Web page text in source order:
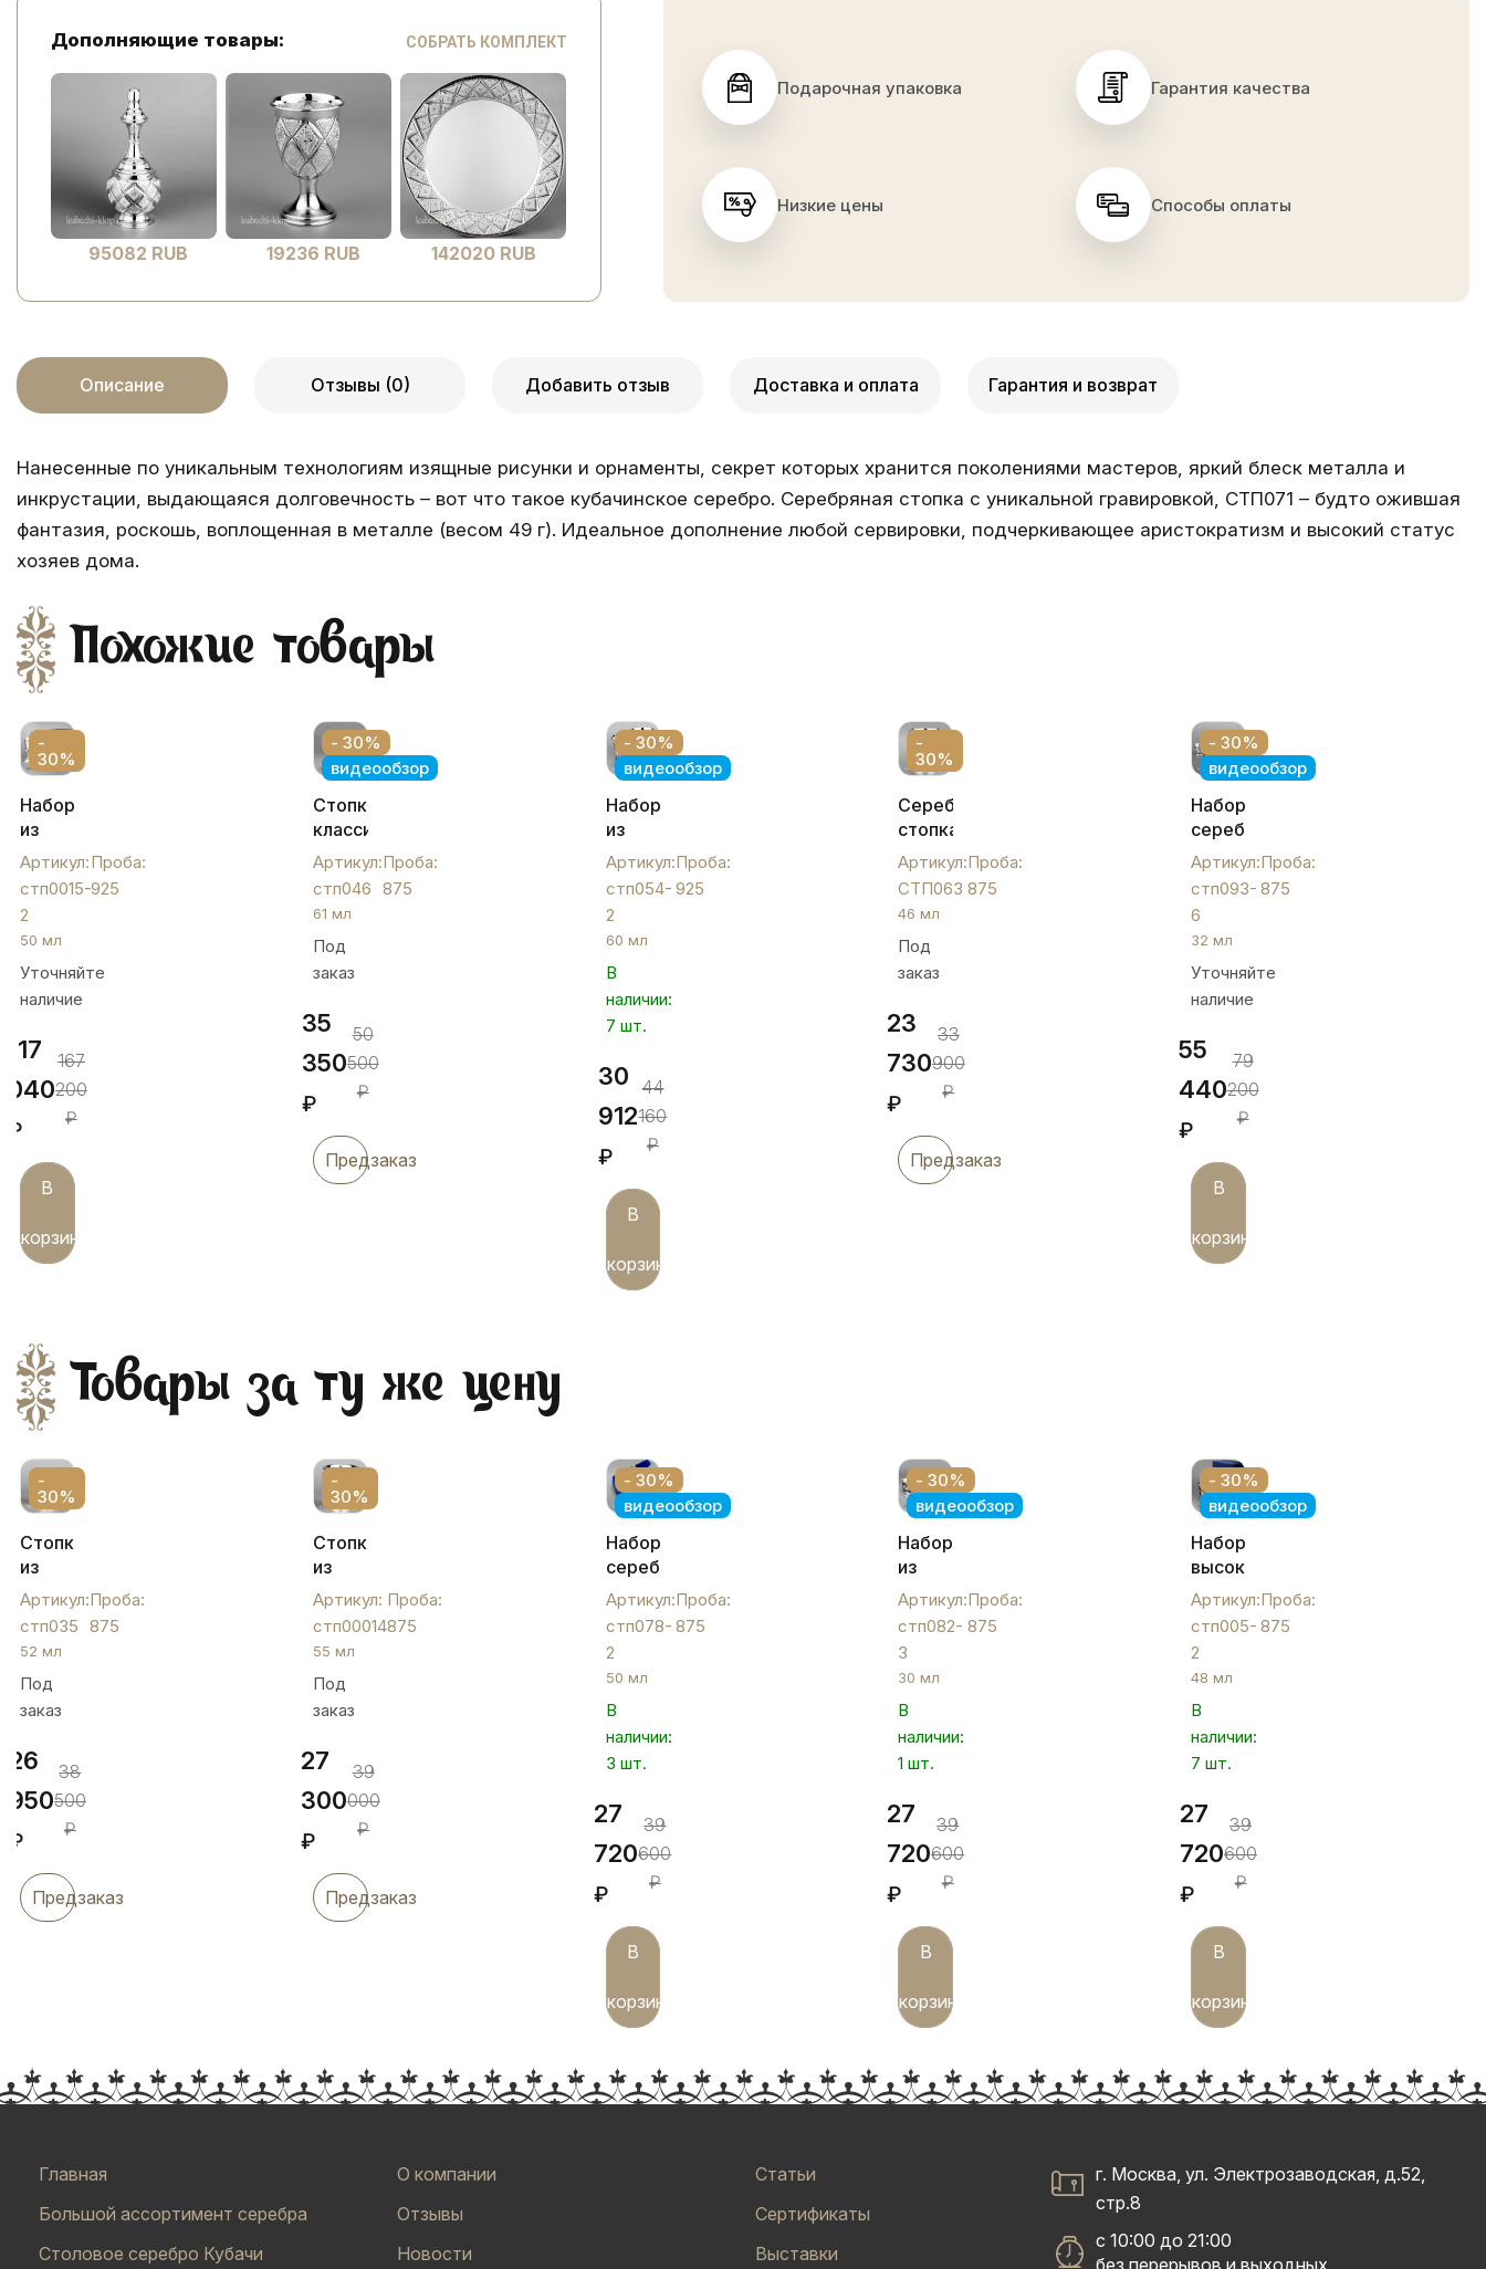
Дополняющие товары: СОБРАТЬ КОМПЛЕКТ
95082 RUB 19236 RUB 142020 RUB
Подарочная упаковка Гарантия качества
Низкие цены Способы оплаты
Описание Отзывы (0) Добавить отзыв Доставка и оплата Гарантия и возврат
Нанесенные по уникальным технологиям изящные рисунки и орнаменты, секрет которых хранится поколениями мастеров, яркий блеск металла и
инкрустации, выдающаяся долговечность – вот что такое кубачинское серебро. Серебряная стопка с уникальной гравировкой, СТП071 – будто ожившая
фантазия, роскошь, воплощенная в металле (весом 49 г). Идеальное дополнение любой сервировки, подчеркивающее аристократизм и высокий статус
хозяев дома.
Похожие товары
-
30%
Набор
из
двух
серебряных
стопок
с
виноградной
ножкой,
стп0015-
Артикул:
стп0015-
2
Проба:
925
50 мл
Уточняйте
наличие
117
040
₽
167
200
₽
В
корзину
- 30%
видеообзор
Стопка
классическая
"Кубачинская",
стп046
Артикул:
стп046
Проба:
875
61 мл
Под
заказ
35
350
₽
50
500
₽
Предзаказ
- 30%
видеообзор
Набор
из
двух
стопок
на 60
мл
"Виноград",
стп054-
2
Артикул:
стп054-
2
Проба:
925
60 мл
В
наличии:
7 шт.
30
912
₽
44
160
₽
В
корзину
-
30%
Серебряная
стопка
для
водки
или
коньяка,
СТП063
Артикул:
СТП063
Проба:
875
46 мл
Под
заказ
23
730
₽
33
900
₽
Предзаказ
- 30%
видеообзор
Набор
серебряных
стопок
для
водки
"Кубачи",
стп093-
6
Артикул:
стп093-
6
Проба:
875
32 мл
Уточняйте
наличие
55
440
₽
79
200
₽
В
корзину
Товары за ту же цену
-
30%
Стопка
из
серебра
«50»,
стп035
Артикул:
стп035
Проба:
875
52 мл
Под
заказ
26
950
₽
38
500
₽
Предзаказ
-
30%
Стопка
из
серебра
стп00014
Артикул:
стп00014
Проба:
875
55 мл
Под
заказ
27
300
₽
39
000
₽
Предзаказ
- 30%
видеообзор
Набор
серебряных
стопок
на 50
мл
"Искра",
стп078-
2
Артикул:
стп078-
2
Проба:
875
50 мл
В
наличии:
3 шт.
27
720
₽
39
600
₽
В
корзину
- 30%
видеообзор
Набор
из
трех
небольших
серебряных
стопок
"Искра",
стп082-
3
Артикул:
стп082-
3
Проба:
875
30 мл
В
наличии:
1 шт.
27
720
₽
39
600
₽
В
корзину
- 30%
видеообзор
Набор
высоких
серебряных
стопок,
стп005-
2
Артикул:
стп005-
2
Проба:
875
48 мл
В
наличии:
7 шт.
27
720
₽
39
600
₽
В
корзину
Главная
Большой ассортимент серебра
Столовое серебро Кубачи
О компании
Отзывы
Новости
Статьи
Сертификаты
Выставки
г. Москва, ул. Электрозаводская, д.52,
стр.8
с 10:00 до 21:00
без перерывов и выходных